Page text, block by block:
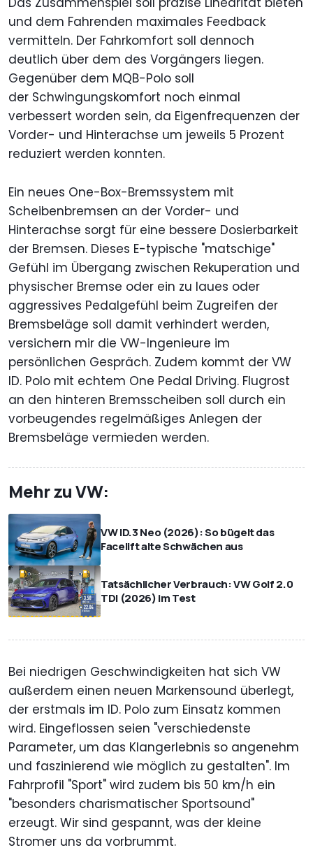
und dem Fahrenden maximales Feedback
vermitteln. Der Fahrkomfort soll dennoch
deutlich über dem des Vorgängers liegen.
Gegenüber dem MQB-Polo soll
der Schwingungskomfort noch einmal
verbessert worden sein, da Eigenfrequenzen der
Vorder- und Hinterachse um jeweils 5 Prozent
reduziert werden konnten.
Ein neues One-Box-Bremssystem mit
Scheibenbremsen an der Vorder- und
Hinterachse sorgt für eine bessere Dosierbarkeit
der Bremsen. Dieses E-typische "matschige"
Gefühl im Übergang zwischen Rekuperation und
physischer Bremse oder ein zu laues oder
aggressives Pedalgefühl beim Zugreifen der
Bremsbeläge soll damit verhindert werden,
versichern mir die VW-Ingenieure im
persönlichen Gespräch. Zudem kommt der VW
ID. Polo mit echtem One Pedal Driving. Flugrost
an den hinteren Bremsscheiben soll durch ein
vorbeugendes regelmäßiges Anlegen der
Bremsbeläge vermieden werden.
Mehr zu VW:
VW ID.3 Neo (2026): So bügelt das
Facelift alte Schwächen aus
Tatsächlicher Verbrauch: VW Golf 2.0
TDI (2026) im Test
Bei niedrigen Geschwindigkeiten hat sich VW
außerdem einen neuen Markensound überlegt,
der erstmals im ID. Polo zum Einsatz kommen
wird. Eingeflossen seien "verschiedenste
Parameter, um das Klangerlebnis so angenehm
und faszinierend wie möglich zu gestalten". Im
Fahrprofil "Sport" wird zudem bis 50 km/h ein
"besonders charismatischer Sportsound"
erzeugt. Wir sind gespannt, was der kleine
Stromer uns da vorbrummt.